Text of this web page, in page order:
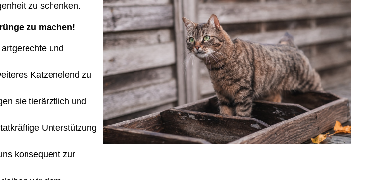
zu schenken.
zu machen!
und
Katzenelend zu
sie tierärztlich und
Unterstützung
konsequent zur